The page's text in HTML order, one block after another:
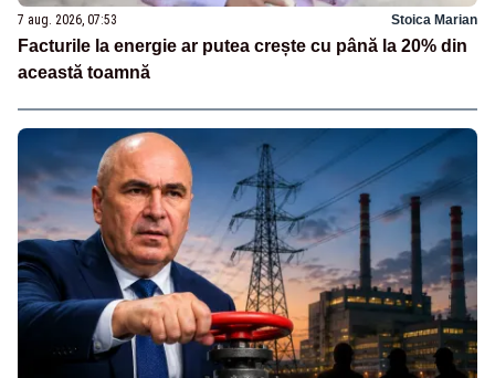
7 aug. 2026, 07:53 Stoica Marian
Facturile la energie ar putea crește cu până la 20% din
această toamnă